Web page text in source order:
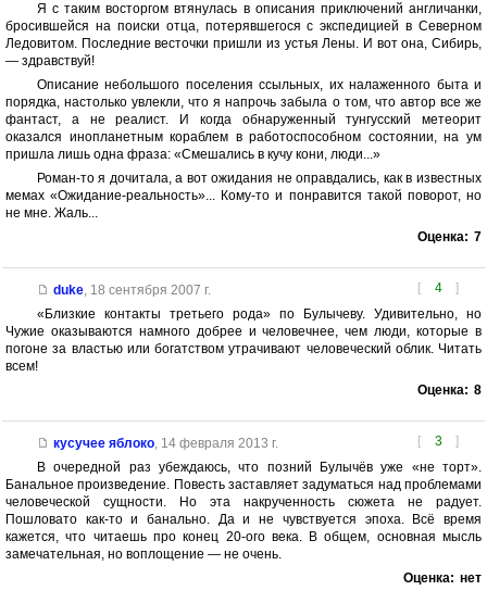
Я с таким восторгом втянулась в описания приключений англичанки,
бросившейся на поиски отца, потерявшегося с экспедицией в Северном
Ледовитом. Последние весточки пришли из устья Лены. И вот она, Сибирь,
— здравствуй!
Описание небольшого поселения ссыльных, их налаженного быта и
порядка, настолько увлекли, что я напрочь забыла о том, что автор все же
фантаст, а не реалист. И когда обнаруженный тунгусский метеорит
оказался инопланетным кораблем в работоспособном состоянии, на ум
пришла лишь одна фраза: «Смешались в кучу кони, люди...»
Роман-то я дочитала, а вот ожидания не оправдались, как в известных
мемах «Ожидание-реальность»... Кому-то и понравится такой поворот, но
не мне. Жаль...
Оценка: 7
[ 4 ]
duke, 18 сентября 2007 г.
«Близкие контакты третьего рода» по Булычеву. Удивительно, но
Чужие оказываются намного добрее и человечнее, чем люди, которые в
погоне за властью или богатством утрачивают человеческий облик. Читать
всем!
Оценка: 8
[ 3 ]
кусучее яблоко, 14 февраля 2013 г.
В очередной раз убеждаюсь, что позний Булычёв уже «не торт».
Банальное произведение. Повесть заставляет задуматься над проблемами
человеческой сущности. Но эта накрученность сюжета не радует.
Пошловато как-то и банально. Да и не чувствуется эпоха. Всё время
кажется, что читаешь про конец 20-ого века. В общем, основная мысль
замечательная, но воплощение — не очень.
Оценка: нет